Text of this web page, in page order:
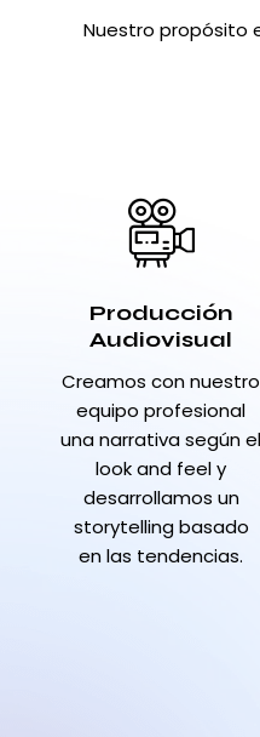
Nuestro propósito
Producción
Audiovisual
Creamos con nuestro
equipo profesional
una narrativa según el
look and feel y
desarrollamos un
storytelling basado
en las tendencias.